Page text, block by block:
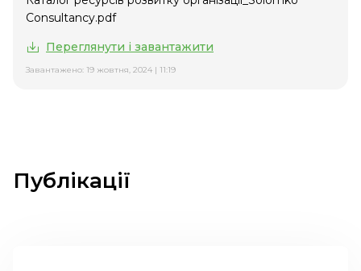
Consultancy.pdf
Переглянути і завантажити
Завантажено: 19 жовтня, 2024 | 11:19
Публікації